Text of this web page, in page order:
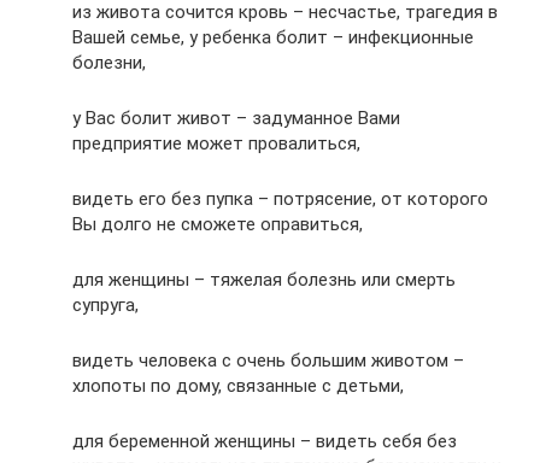
из живота сочится кровь – несчастье, трагедия в
Вашей семье, у ребенка болит – инфекционные
болезни,
у Вас болит живот – задуманное Вами
предприятие может провалиться,
видеть его без пупка – потрясение, от которого
Вы долго не сможете оправиться,
для женщины – тяжелая болезнь или смерть
супруга,
видеть человека с очень большим животом –
хлопоты по дому, связанные с детьми,
для беременной женщины – видеть себя без